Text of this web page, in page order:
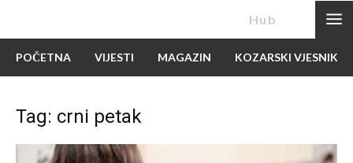
Hub
POČETNA VIJESTI MAGAZIN KOZARSKI VJESNIK
Tag: crni petak